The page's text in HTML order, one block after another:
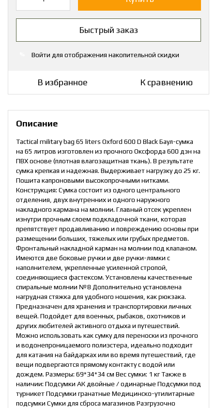
Быстрый заказ
Войти для отображения накопительной скидки
В избранное К сравнению
Описание
Tactical military bag 65 liters Oxford 600 D Black Баул-сумка
на 65 литров изготовлен из прочного Оксфорда 600 дэн на
ПВХ основе (плотная влагозащитная ткань). В результате
сумка крепкая и надежная. Выдерживает нагрузку до 25 кг.
Пошита капроновыми высокопрочными нитками.
Конструкция: Сумка состоит из одного центрального
отделения, двух внутренних и одного наружного
накладного кармана на молнии. Главный отсек укреплен
изнутри прочным слоем подкладочной ткани, которая
препятствует продавливанию и повреждению основы при
размещении больших, тяжелых или грубых предметов.
Фронтальный накладной карман на молнии под клапаном.
Имеются две боковые ручки и две ручки-лямки с
наполнителем, укрепленные усиленной стропой,
соединяющиеся фастексом. Установлены качественные
спиральные молнии №8 Дополнительно установлена
нагрудная стяжка для удобного ношения, как рюкзака.
Предназначен для хранения и транспортировки личных
вещей. Подойдет для военных, рыбаков, охотников и
других любителей активного отдыха и путешествий.
Можно использовать как сумку для переноски из прочного
и водонепроницаемого полиэстера, идеально подходит
для катания на байдарках или во время путешествий, где
вещи подвергаются прямому контакту с водой или
дождем. Размеры: 69*34*34 см Вес сумки: 1 кг Также в
наличии: Подсумки АК двойные / одинарные Подсумки под
турникет Подсумки гранатные Медицинско-утилитарные
подсумки Сумки для сброса магазинов Разгрузочно